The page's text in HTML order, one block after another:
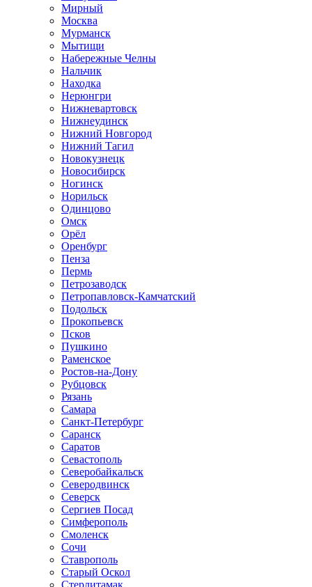
Мирный
Москва
Мурманск
Мытищи
Набережные Челны
Нальчик
Находка
Нерюнгри
Нижневартовск
Нижнеудинск
Нижний Новгород
Нижний Тагил
Новокузнецк
Новосибирск
Ногинск
Норильск
Одинцово
Омск
Орёл
Оренбург
Пенза
Пермь
Петрозаводск
Петропавловск-Камчатский
Подольск
Прокопьевск
Псков
Пушкино
Раменское
Ростов-на-Дону
Рубцовск
Рязань
Самара
Санкт-Петербург
Саранск
Саратов
Севастополь
Северобайкальск
Северодвинск
Северск
Сергиев Посад
Симферополь
Смоленск
Сочи
Ставрополь
Старый Оскол
Стерлитамак